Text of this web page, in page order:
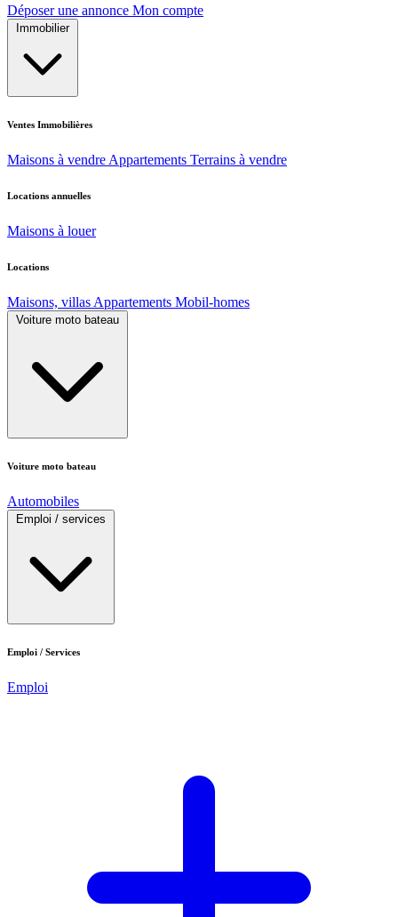
Déposer une annonce Mon compte
Immobilier
Ventes Immobilières
Maisons à vendre Appartements Terrains à vendre
Locations annuelles
Maisons à louer
Locations
Maisons, villas Appartements Mobil-homes
Voiture moto bateau
Voiture moto bateau
Automobiles
Emploi / services
Emploi / Services
Emploi